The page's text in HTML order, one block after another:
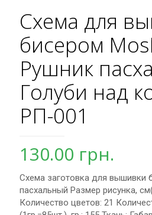
Схема для
бисером
Рушник
Голуби над
РП-001
130.00 грн.
Схема заготовка для вышивки
пасхальный Размер рисунка,
Количество цветов: 21